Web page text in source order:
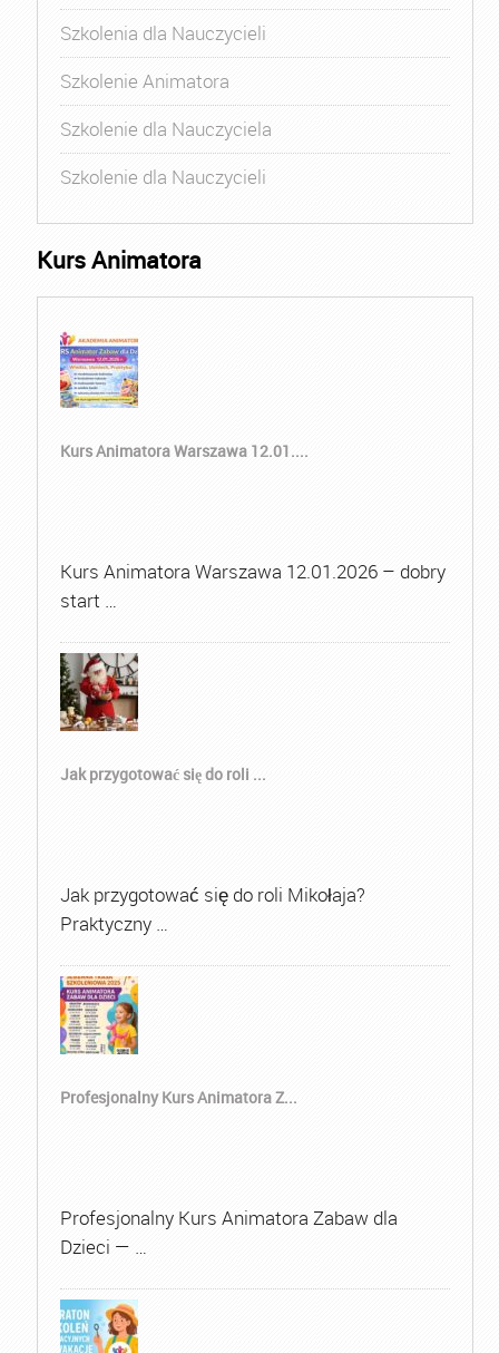
Szkolenia dla Nauczycieli
Szkolenie Animatora
Szkolenie dla Nauczyciela
Szkolenie dla Nauczycieli
Kurs Animatora
Kurs Animatora Warszawa 12.01....
Kurs Animatora Warszawa 12.01.2026 – dobry
start …
Jak przygotować się do roli ...
Jak przygotować się do roli Mikołaja?
Praktyczny …
Profesjonalny Kurs Animatora Z...
Profesjonalny Kurs Animatora Zabaw dla
Dzieci — …